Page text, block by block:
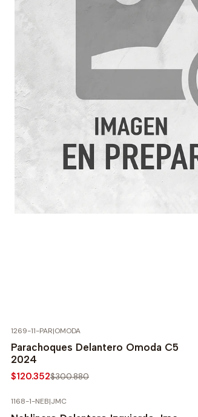
1269-11-PAR|OMODA
Parachoques Delantero Omoda C5
2024
$120.352$300.880
1168-1-NEB|JMC